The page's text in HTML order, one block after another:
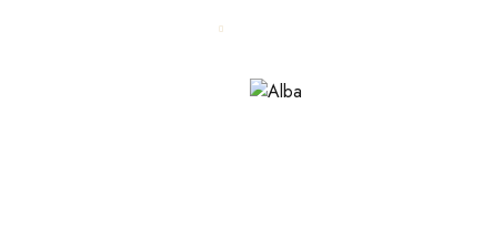
on the product page
multiple variants. The options may be chosen on the product